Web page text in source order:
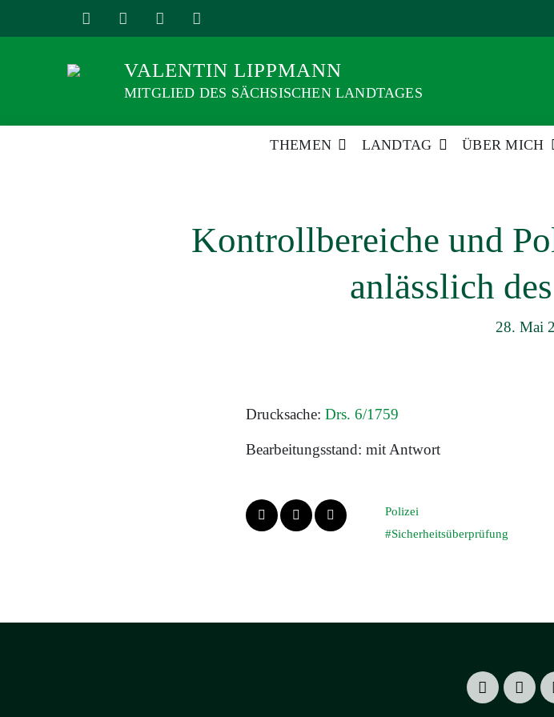
VALENTIN LIPPMANN
MITGLIED DES SÄCHSISCHEN LANDTAGES
THEMEN LANDTAG ÜBER MICH
Kontrollbereiche und
anlässlich
28. Mai
Drucksache: Drs. 6/1759
Bearbeitungsstand: mit Antwort
Polizei
Sicherheitsüberprüfung